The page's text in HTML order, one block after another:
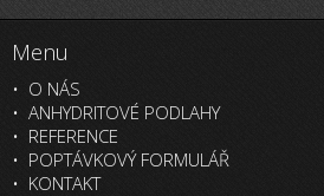
Menu
O NÁS
ANHYDRITOVÉ PODLAHY
REFERENCE
POPTÁVKOVÝ FORMULÁŘ
KONTAKT